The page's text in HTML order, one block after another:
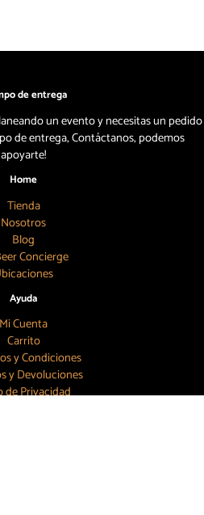
de entrega
un evento y necesitas un pedido
de entrega, Contáctanos, podemos
apoyarte!
Home
Tienda
Nosotros
Blog
Concierge
Ayuda
Mi Cuenta
Carrito
y Condiciones
y Devoluciones
de Privacidad